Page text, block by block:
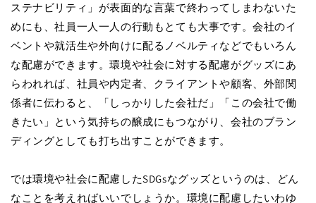
ステナビリティ」が表面的な言葉で終わってしまわないた
めにも、社員一人一人の行動もとても大事です。会社のイ
ベントや就活生や外向けに配るノベルティなどでもいろん
な配慮ができます。環境や社会に対する配慮がグッズにあ
らわれれば、社員や内定者、クライアントや顧客、外部関
係者に伝わると、「しっかりした会社だ」「この会社で働
きたい」という気持ちの醸成にもつながり、会社のブラン
ディングとしても打ち出すことができます。
では環境や社会に配慮したSDGsなグッズというのは、どん
なことを考えればいいでしょうか。環境に配慮したいわゆ